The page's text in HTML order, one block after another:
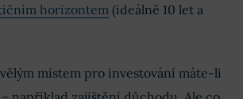
horizontem (ideálně 10 let a
místem pro investování máte-li